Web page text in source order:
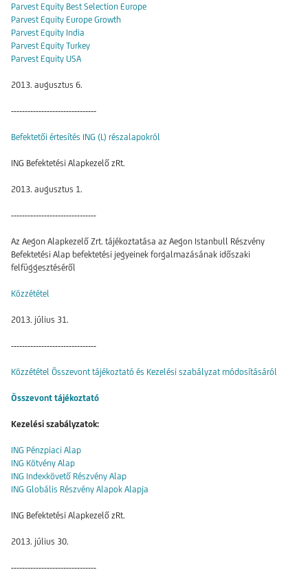
Parvest Equity Best Selection Europe
Parvest Equity Europe Growth
Parvest Equity India
Parvest Equity Turkey
Parvest Equity USA
2013. augusztus 6.
-------------------------------
Befektetői értesítés ING (L) részalapokról
ING Befektetési Alapkezelő zRt.
2013. augusztus 1.
-------------------------------
Az Aegon Alapkezelő Zrt. tájékoztatása az Aegon Istanbull Részvény
Befektetési Alap befektetési jegyeinek forgalmazásának időszaki
felfüggesztéséről
Közzététel
2013. július 31.
-------------------------------
Közzététel Összevont tájékoztató és Kezelési szabályzat módosításáról
Összevont tájékoztató
Kezelési szabályzatok:
ING Pénzpiaci Alap
ING Kötvény Alap
ING Indexkövető Részvény Alap
ING Globális Részvény Alapok Alapja
ING Befektetési Alapkezelő zRt.
2013. július 30.
-------------------------------